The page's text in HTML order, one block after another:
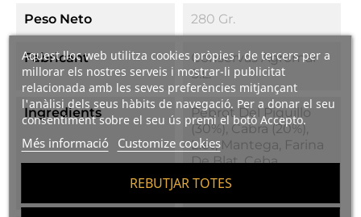
Aquest lloc web utilitza cookies pròpies i de tercers per a
millorar els nostres serveis i mostrar-li publicitat
relacionada amb les seves preferències mitjançant
l'anàlisi dels seus hàbits de navegació. Per a donar el seu
consentiment sobre el seu ús premi el botó Accepto.
Més informació Customize cookies
REBUTJAR TOTES
Peso Neto 280 Gr.
Fabricant
Conservas Agromar
S.L.
Ingredients
Pebrot Del Piquillo
(30%), Cabra (20%),
Llet, Mantega, Farina
De Blat, Ceba,
Tomàquet, Oli D'oliva,
Vi Blanc I Sal